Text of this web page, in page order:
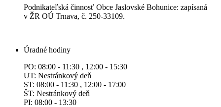
Podnikateľská činnosť Obce Jaslovské Bohunice: zapísaná
v ŽR OÚ Trnava, č. 250-33109.
Úradné hodiny
PO: 08:00 - 11:30 , 12:00 - 15:30
UT: Nestránkový deň
ST: 08:00 - 11:30 , 12:00 - 17:00
ŠT: Nestránkový deň
PI: 08:00 - 13:30